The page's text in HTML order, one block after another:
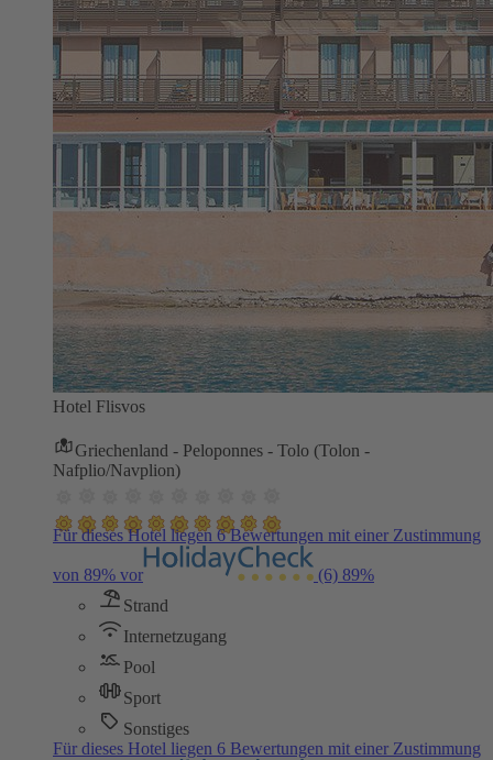
Hotel Flisvos
Griechenland - Peloponnes - Tolo (Tolon -
Nafplio/Navplion)
Für dieses Hotel liegen 6 Bewertungen mit einer Zustimmung
von 89% vor (6) 89%
Strand
Internetzugang
Pool
Sport
Sonstiges
Für dieses Hotel liegen 6 Bewertungen mit einer Zustimmung